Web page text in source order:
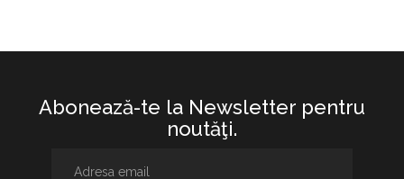
Abonează-te la Newsletter pentru
noutăţi.